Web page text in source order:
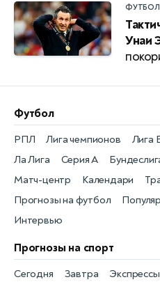
ФУТБОЛ
Унаи
Футбол
РПЛ
Матч-центр
Лига чемпионов
Календари
Лига
Прогнозы на футбол
Ла Лига Серия А
Интервью
Прогнозы на спорт
Сегодня
Завтра Экспрессы